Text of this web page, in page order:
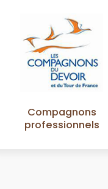
Compagnons
professionnels